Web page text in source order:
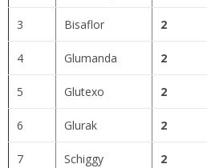
3 Bisaflor 2
4 Glumanda 2
5 Glutexo 2
6 Glurak 2
7 Schiggy 2